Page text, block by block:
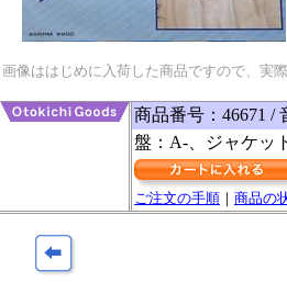
画像ははじめに入荷した商品ですので、実
商品番号：46671 /
盤：A-、ジャケッ
ご注文の手順 ｜ 商品の